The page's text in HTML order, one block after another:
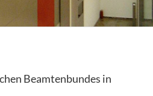
Beamtenbundes in